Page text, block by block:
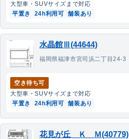
大型車・SUVサイズまで対応
平置き
24h利用可 舗装あり
水晶館Ⅲ(44644)
福岡県福津市宮司浜二丁目24-3
空き待ち可
大型車・SUVサイズまで対応
平置き
24h利用可 舗装あり
花見が丘 Ｋ Ｍ(40779)